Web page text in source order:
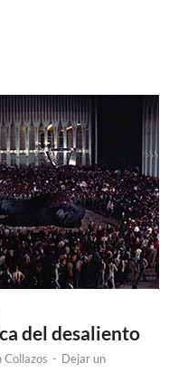
del desaliento
Collazos - Dejar un